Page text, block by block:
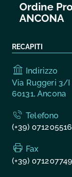
Ordine
ANCONA
RECAPITI
Indirizzo
Via Ruggeri 3/I
60131, Ancona
Telefono
(+39) 071205516
Fax
(+39)